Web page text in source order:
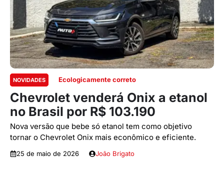
NOVIDADES Ecologicamente correto
Chevrolet venderá Onix a etanol
no Brasil por R$ 103.190
Nova versão que bebe só etanol tem como objetivo
tornar o Chevrolet Onix mais econômico e eficiente.
25 de maio de 2026 João Brigato